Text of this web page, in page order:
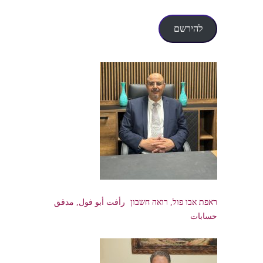
אלקטרוני
להירשם
ראפת אבו פול, רואה חשבון رأفت أبو فول, مدقق
حسابات